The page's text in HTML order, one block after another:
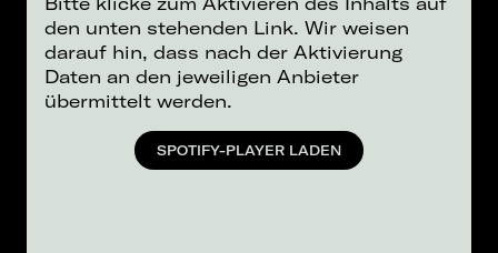
den unten stehenden Link. Wir weisen
darauf hin, dass nach der Aktivierung
Daten an den jeweiligen Anbieter
übermittelt werden.
SPOTIFY-PLAYER LADEN